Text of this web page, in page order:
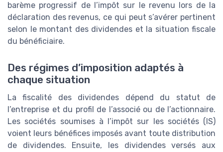
barème progressif de l’impôt sur le revenu lors de la
déclaration des revenus, ce qui peut s’avérer pertinent
selon le montant des dividendes et la situation fiscale
du bénéficiaire.
Des régimes d’imposition adaptés à
chaque situation
La fiscalité des dividendes dépend du statut de
l’entreprise et du profil de l’associé ou de l’actionnaire.
Les sociétés soumises à l’impôt sur les sociétés (IS)
voient leurs bénéfices imposés avant toute distribution
de dividendes. Ensuite, les dividendes versés aux